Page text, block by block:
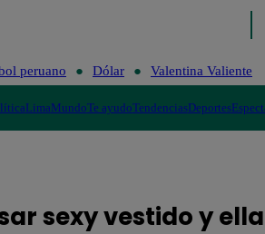
peruano Dólar Valentina Valiente
LimaMundoTe ayudoTendenciasDeportes
sexy vestido y ella